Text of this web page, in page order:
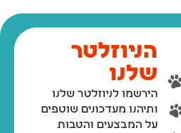
הניוזלטר
שלנו
הירשמו לניוזלטר שלנו
ותיהנו מעדכונים שוטפים
על המבצעים והטבות